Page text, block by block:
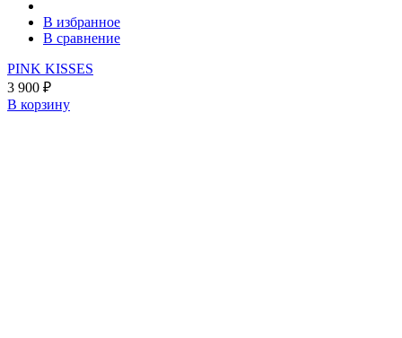
В избранное
В сравнение
PINK KISSES
3 900 ₽
В корзину